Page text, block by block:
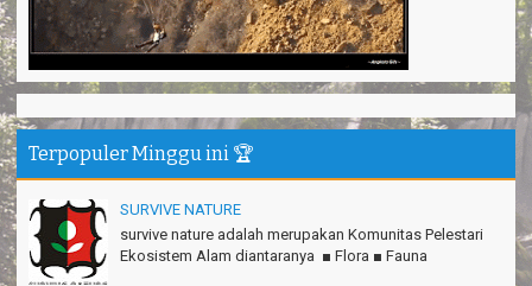
Anita - Bandung
Tiara - Bandung
Gn.Semeru mantap, Thanks gan!
Matius Sinaga - Lampung
Ridwan - Bekasi
Pokonya seru, Amazing gmana?!
Susi - Cimahi
Terpopuler Minggu ini 🏆
SURVIVE NATURE
survive nature adalah merupakan Komunitas Pelestari
Ekosistem Alam diantaranya ■ Flora ■ Fauna